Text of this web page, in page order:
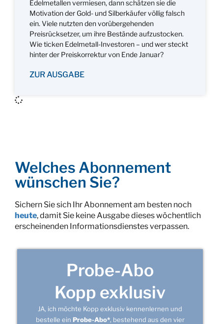
Edelmetallen vermiesen, dann schätzen sie die
Motivation der Gold- und Silberkäufer völlig falsch
ein. Viele nutzten den vorübergehenden
Preisrücksetzer, um ihre Bestände aufzustocken.
Wie ticken Edelmetall-Investoren – und wer steckt
hinter der Preiskorrektur von Ende Januar?
ZUR AUSGABE
Welches Abonnement
wünschen Sie?
Sichern Sie sich Ihr Abonnement am besten noch
heute, damit Sie keine Ausgabe dieses wöchentlich
erscheinenden Informationsdienstes verpassen.
Probe-Abo
Kopp exklusiv
JA, ich möchte Kopp exklusiv kennenlernen und
bestelle ein Probe-Abo*, bestehend aus den vier